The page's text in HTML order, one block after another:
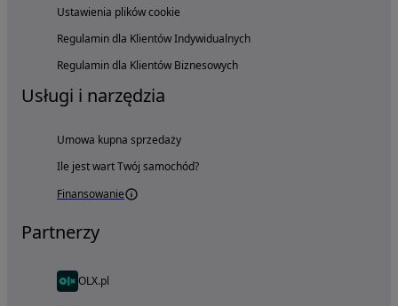
Ustawienia plików cookie
Regulamin dla Klientów Indywidualnych
Regulamin dla Klientów Biznesowych
Usługi i narzędzia
Umowa kupna sprzedaży
Ile jest wart Twój samochód?
Finansowanie
Partnerzy
OLX.pl